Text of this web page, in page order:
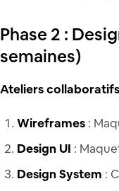
Phase 2 :
semaines)
Ateliers collaboratifs
Wireframes :
Design UI :
Design System :